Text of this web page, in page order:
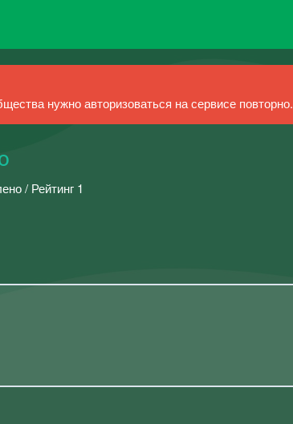
нужно авторизоваться на сервисе повторно.
/ Рейтинг 1